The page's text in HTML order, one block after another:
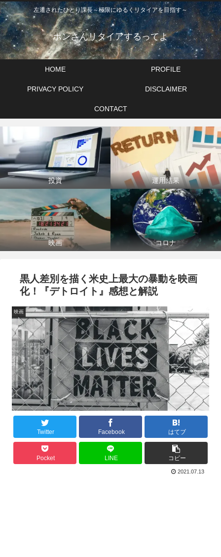
左遷されたひとり課長～極限にゆるくリタイアを目指す～
ポンさんリタイアするってよ
HOME PROFILE
PRIVACY POLICY DISCLAIMER
CONTACT
投資 運用結果
映画 コロナ
黒人差別を描く米史上最大の暴動を映画
化！『デトロイト』感想と解説
映画
Twitter Facebook はてブ
Pocket LINE コピー
2021.07.13